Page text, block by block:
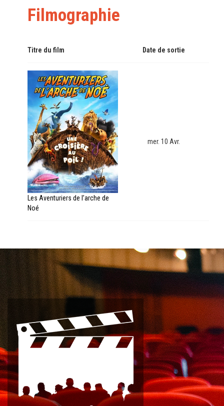
Filmographie
Titre du film Date de sortie
Les Aventuriers de l’arche de
Noé
mer. 10 Avr.